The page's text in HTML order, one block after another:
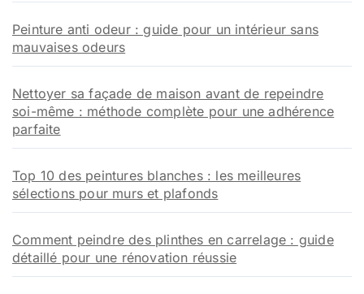
Peinture anti odeur : guide pour un intérieur sans
mauvaises odeurs
Nettoyer sa façade de maison avant de repeindre
soi-même : méthode complète pour une adhérence
parfaite
Top 10 des peintures blanches : les meilleures
sélections pour murs et plafonds
Comment peindre des plinthes en carrelage : guide
détaillé pour une rénovation réussie